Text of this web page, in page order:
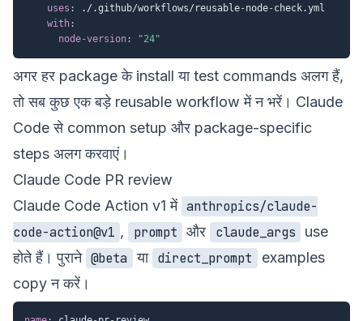
uses : ./.github/workflows/reusable-node-check.yml
with:
node-version: "24"
अगर हर package के install या test commands अलग हैं,
तो सब कुछ एक बड़े reusable workflow में न भरें। Claude
Code से common setup और package-specific
steps अलग करवाएं।
Claude Code PR review
Claude Code Action v1 में anthropics/claude-
code-action@v1 , prompt और claude_args
use
होते हैं। पुराने @beta या direct_prompt
examples
copy न करें।